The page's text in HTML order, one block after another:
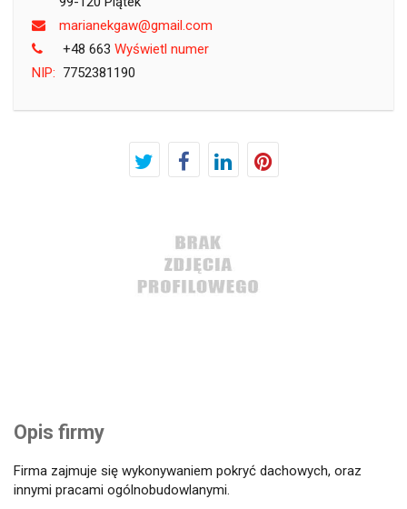
Opis firmy
Firma zajmuje się wykonywaniem pokryć dachowych, oraz
innymi pracami ogólnobudowlanymi.
moc.liamg@wagkenairam
+48 663 Wyświetl numer
NIP: 7752381190